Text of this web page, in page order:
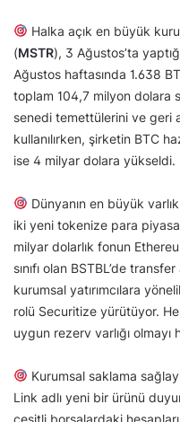
Halka açık en büyük
(MSTR), 3 Ağustos’ta
Ağustos haftasında 1.638
toplam 104,7 milyon dolara
senedi temettülerini ve geri
kullanılırken, şirketin BTC
ise 4 milyar dolara yükseldi.
Dünyanın en büyük
iki yeni tokenize para
milyar dolarlık fonun
sınıfı olan BSTBL’de
kurumsal yatırımcılara
rolü Securitize yürütüyor.
uygun rezerv varlığı olmayı
Kurumsal saklama
Link adlı yeni bir ürünü
çeşitli borsalardaki